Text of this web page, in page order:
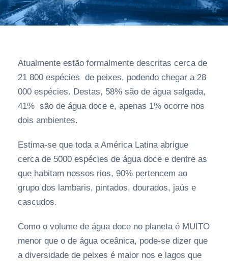
Atualmente estão formalmente descritas cerca de
21 800 espécies de peixes, podendo chegar a 28
000 espécies. Destas, 58% são de água salgada,
41% são de água doce e, apenas 1% ocorre nos
dois ambientes.
Estima-se que toda a América Latina abrigue
cerca de 5000 espécies de água doce e dentre as
que habitam nossos rios, 90% pertencem ao
grupo dos lambaris, pintados, dourados, jaús e
cascudos.
Como o volume de água doce no planeta é MUITO
menor que o de água oceânica, pode-se dizer que
a diversidade de peixes é maior nos e lagos que